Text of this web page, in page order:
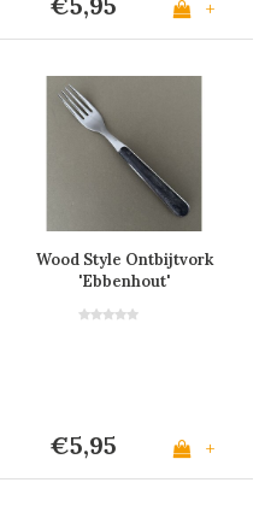
+
Wood Style Ontbijtvork
'Ebbenhout'
€5,95 +